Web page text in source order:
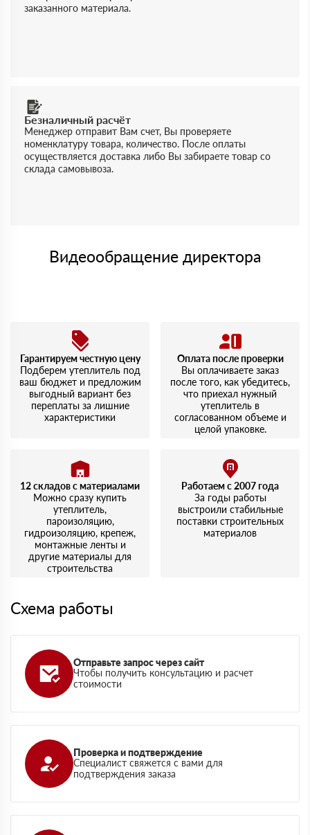
заказанного материала.
Безналичный расчёт
Менеджер отправит Вам счет, Вы проверяете
номенклатуру товара, количество. После оплаты
осуществляется доставка либо Вы забираете товар со
склада самовывоза.
Видеообращение директора
Гарантируем честную цену
Подберем утеплитель под
ваш бюджет и предложим
выгодный вариант без
переплаты за лишние
характеристики
Оплата после проверки
Вы оплачиваете заказ
после того, как убедитесь,
что приехал нужный
утеплитель в
согласованном объеме и
целой упаковке.
12 складов с материалами
Можно сразу купить
утеплитель,
пароизоляцию,
гидроизоляцию, крепеж,
монтажные ленты и
другие материалы для
строительства
Работаем с 2007 года
За годы работы
выстроили стабильные
поставки строительных
материалов
Схема работы
Отправьте запрос через сайт
Чтобы получить консультацию и расчет
стоимости
Проверка и подтверждение
Специалист свяжется с вами для
подтверждения заказа